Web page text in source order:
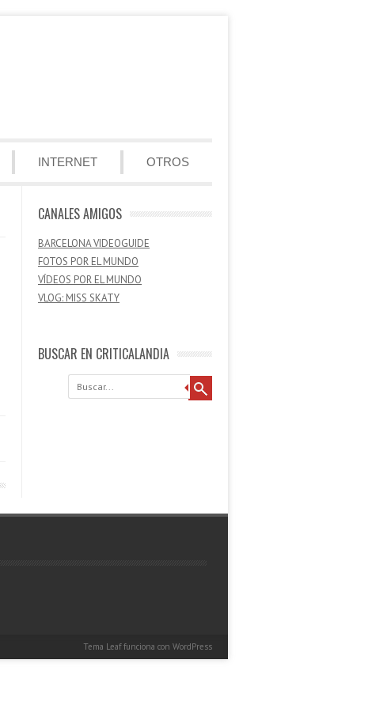
INTERNET OTROS
CANALES AMIGOS
BARCELONA VIDEOGUIDE
FOTOS POR EL MUNDO
VÍDEOS POR EL MUNDO
VLOG: MISS SKATY
BUSCAR EN CRITICALANDIA
Buscar
Tema Leaffunciona con WordPress